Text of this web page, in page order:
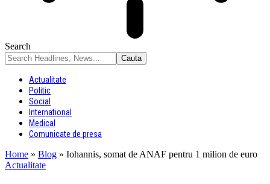
Search
Actualitate
Politic
Social
International
Medical
Comunicate de presa
Home » Blog » Iohannis, somat de ANAF pentru 1 milion de euro
Actualitate